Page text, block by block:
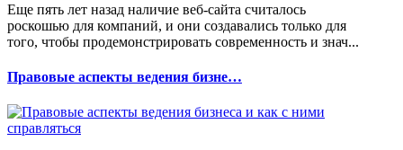
Еще пять лет назад наличие веб-сайта считалось
роскошью для компаний, и они создавались только для
того, чтобы продемонстрировать современность и знач...
Правовые аспекты ведения бизне…